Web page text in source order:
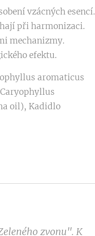
vzácných esencí.
při harmonizaci.
mechanizmy.
efektu.
aromaticus
oil), Kadidlo
zvonu". K